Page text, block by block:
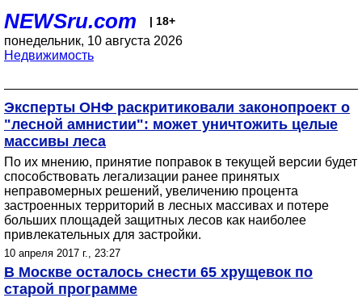
NEWSru.com | 18+
понедельник, 10 августа 2026
Недвижимость
Эксперты ОНФ раскритиковали законопроект о
"лесной амнистии": может уничтожить целые
массивы леса
По их мнению, принятие поправок в текущей версии будет
способствовать легализации ранее принятых
неправомерных решений, увеличению процента
застроенных территорий в лесных массивах и потере
больших площадей защитных лесов как наиболее
привлекательных для застройки.
10 апреля 2017 г., 23:27
В Москве осталось снести 65 хрущевок по
старой программе